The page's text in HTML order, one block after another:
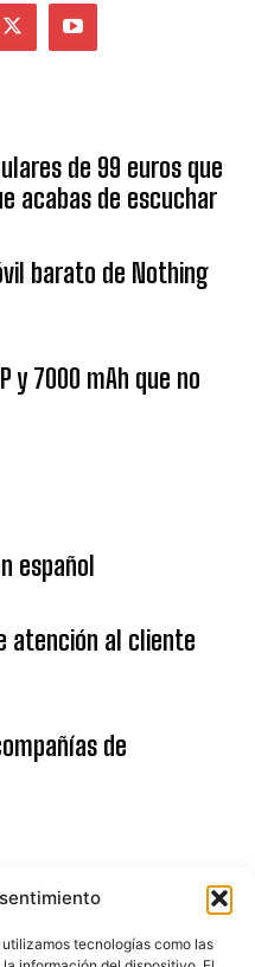
tecnologías como las
de 99 euros que
acabas de escuchar
barato de Nothing
y 7000 mAh que no
español
atención al cliente
de
CANAL